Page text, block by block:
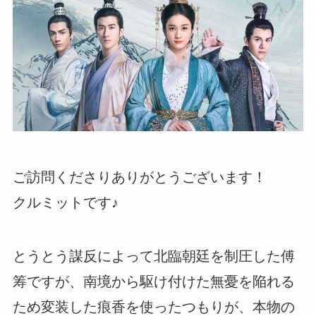
ご訪問くださりありがとうございます！
クルミットです♪
とうとう謀反によって北臨朝廷を制圧した傅
筹ですが、南境から駆け付けた無憂を陥れる
ため変装した痕香を使ったつもりが、本物の